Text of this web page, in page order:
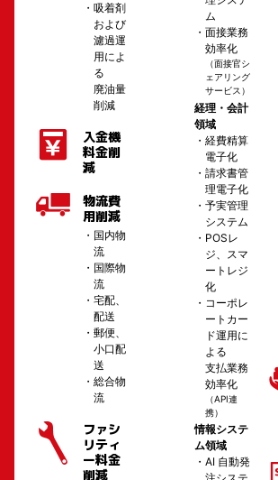
吸着剤
および
濾過運
用によ
る
廃油量
削減
入金機
料金削
減
物流費
用削減
国内物
流
国際物
流
宅配、
配送
郵便、
小口配
送
総合物
流
ファシ
リティ
ー料金
削減
ム
面接業務
効率化
（面接官シ
ェアリング
サービス）
経理・会計
領域
経費精算
電子化
請求書管
理電子化
予実管理
システム
POSレ
ジ、スマ
ートレジ
化
コーポレ
ートカー
ド運用に
よる
支払業務
効率化
（API連
携）
情報システ
ム領域
AI 自動発